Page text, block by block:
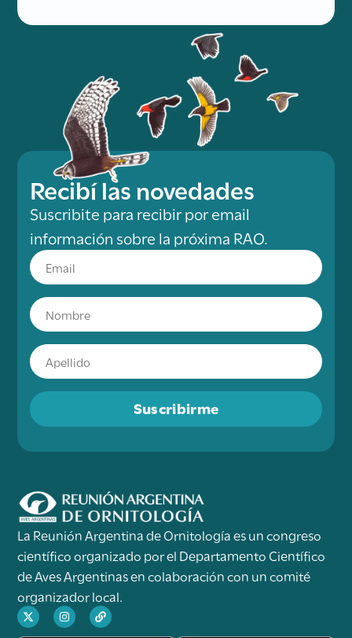
Recibí las novedades
Suscribite para recibir por email
información sobre la próxima RAO.
Suscribirme
La Reunión Argentina de Ornitología es un congreso
científico organizado por el Departamento Científico
de Aves Argentinas en colaboración con un comité
organizador local.